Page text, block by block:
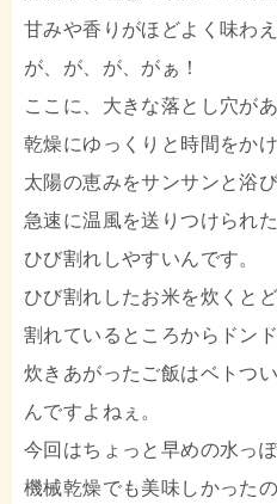
甘みや香りがほどよく味わ
が、が、が、がぁ！
ここに、大きな落とし穴があ
乾燥にゆっくりと時間をかけ
太陽の恵みをサンサンと浴
急速に温風を送りつけられ
ひび割れしやすいんです。
ひび割れしたお米を炊くと
割れているところからドン
炊きあがったご飯はベトつ
んですよねぇ。
今回はちょっと早めの水っ
機械乾燥でも美味しかった